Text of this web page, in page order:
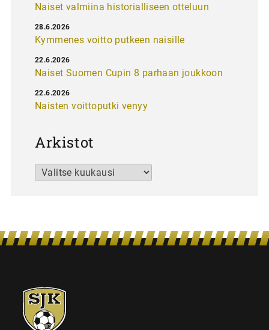
Naiset valmiina historialliseen otteluun
Kymmenes voitto putkeen naisille
28.6.2026
Naiset Suomen Cupin 8 parhaan joukkoon
22.6.2026
Naisten voittoputki venyy
22.6.2026
Arkistot
Arkistot
SJK-
juniorit